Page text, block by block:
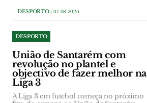
DESPORTO| 07-08-2026
DESPORTO
União de Santarém com
revolução no plantel e
objectivo de fazer melhor na
Liga 3
A Liga 3 em futebol começa no próximo